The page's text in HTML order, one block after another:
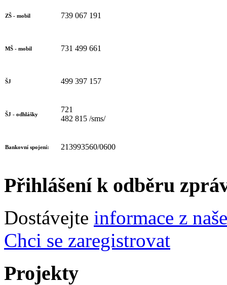
ZŠ - mobil 739 067 191
MŠ - mobil 731 499 661
ŠJ 499 397 157
ŠJ - odhlášky
721
482 815 /sms/
Bankovní spojení: 213993560/0600
Přihlášení k odběru
Dostávejte informace z
Chci se zaregistrovat
Projekty